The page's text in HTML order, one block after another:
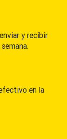
y recibir
en la